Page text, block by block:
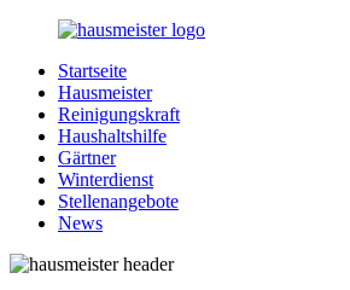
Zurück
Inhalt
Hausmeister.de
Alles
rund
Ihren
Haushalt
Startseite
Hausmeister
Reinigungskraft
Haushaltshilfe
Gärtner
Winterdienst
Stellenangebote
News